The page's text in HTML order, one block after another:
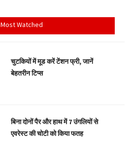
Most Watched
चुटकियों में मूड करें टेंशन फ्री, जानें
बेहतरीन टिप्स
बिना दोनों पैर और हाथ में 7 उंगलियों से
एवरेस्ट की चोटी को किया फतह